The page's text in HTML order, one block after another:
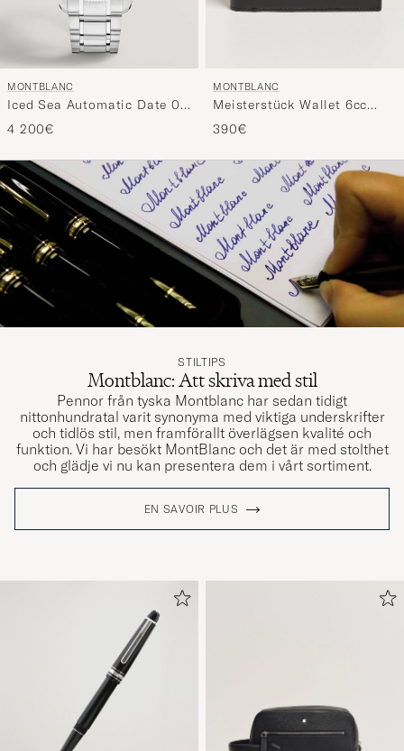
MONTBLANC
Iced Sea Automatic Date 0
Oxygen White
4 200€
MONTBLANC
Meisterstück Wallet 6cc
Black
390€
STILTIPS
Montblanc: Att skriva med stil
Pennor från tyska Montblanc har sedan tidigt
nittonhundratal varit synonyma med viktiga underskrifter
och tidlös stil, men framförallt överlägsen kvalité och
funktion. Vi har besökt MontBlanc och det är med stolthet
och glädje vi nu kan presentera dem i vårt sortiment.
EN SAVOIR PLUS